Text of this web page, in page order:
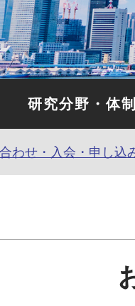
研究分野・体制
わせ・入会・申し込